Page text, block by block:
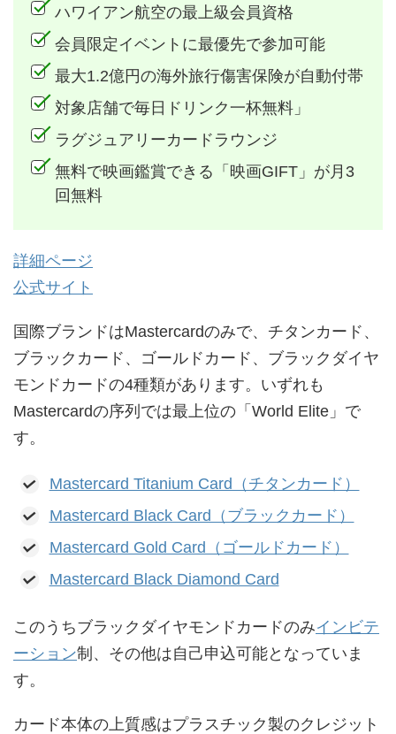
ハワイアン航空の最上級会員資格
会員限定イベントに最優先で参加可能
最大1.2億円の海外旅行傷害保険が自動付帯
対象店舗で毎日ドリンク一杯無料」
ラグジュアリーカードラウンジ
無料で映画鑑賞できる「映画GIFT」が月3
回無料
詳細ページ
公式サイト
国際ブランドはMastercardのみで、チタンカード、
ブラックカード、ゴールドカード、ブラックダイヤ
モンドカードの4種類があります。いずれも
Mastercardの序列では最上位の「World Elite」で
す。
Mastercard Titanium Card（チタンカード）
Mastercard Black Card（ブラックカード）
Mastercard Gold Card（ゴールドカード）
Mastercard Black Diamond Card
このうちブラックダイヤモンドカードのみインビテ
ーション制、その他は自己申込可能となっていま
す。
カード本体の上質感はプラスチック製のクレジット